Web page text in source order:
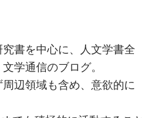
書を中心に、人文学書全
学通信のブログ。
辺領域も含め、意欲的に